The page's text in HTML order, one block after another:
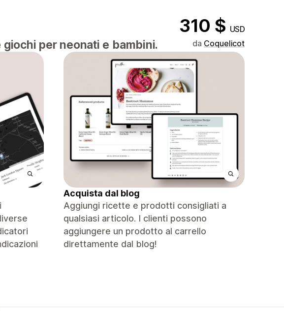
310 $ USD
per neonati e bambini. da Coquelicot
Acquista dal blog
Aggiungi ricette e prodotti consigliati a
qualsiasi articolo. I clienti possono
aggiungere un prodotto al carrello
direttamente dal blog!